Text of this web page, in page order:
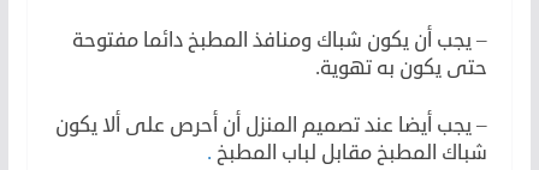
– يجب أن يكون شباك ومنافذ المطبخ دائما مفتوحة
حتى يكون به تهوية.
– يجب أيضا عند تصميم المنزل أن أحرص على ألا يكون
شباك المطبخ مقابل لباب المطبخ .